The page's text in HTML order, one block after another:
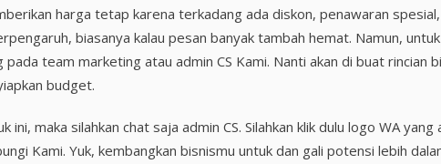
harga tetap karena terkadang ada diskon, penawaran
biasanya kalau pesan banyak tambah hemat. Namun, untuk
team marketing atau admin CS Kami. Nanti akan di buat rincian
budget.
maka silahkan chat saja admin CS. Silahkan klik dulu logo WA yang
Kami. Yuk, kembangkan bisnismu untuk dan gali potensi lebih